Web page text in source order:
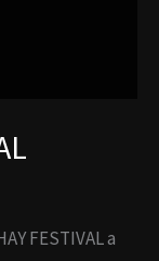
FESTIVAL a